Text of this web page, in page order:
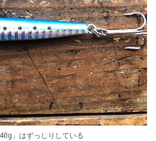
」はずっしりしている